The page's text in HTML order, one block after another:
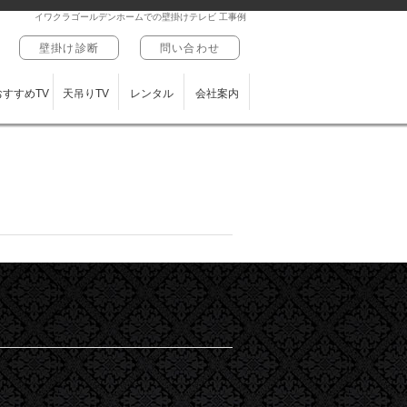
イワクラゴールデンホームでの壁掛けテレビ 工事例
壁掛け診断 問い合わせ
すすめTV 天吊りTV レンタル 会社案内